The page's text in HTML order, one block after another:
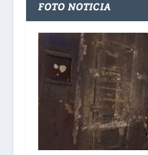
FOTO NOTICIA